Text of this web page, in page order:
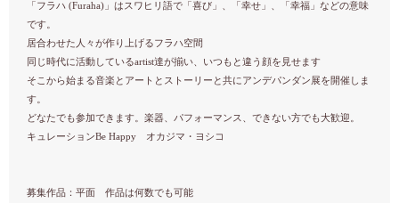
「フラハ (Furaha)」はスワヒリ語で「喜び」、「幸せ」、「幸福」などの意味
です。
居合わせた人々が作り上げるフラハ空間
同じ時代に活動しているartist達が揃い、いつもと違う顔を見せます
そこから始まる音楽とアートとストーリーと共にアンデパンダン展を開催しま
す。
どなたでも参加できます。楽器、パフォーマンス、できない方でも大歓迎。
キュレーションBe Happy オカジマ・ヨシコ
募集作品：平面 作品は何数でも可能